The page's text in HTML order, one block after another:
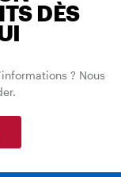
DÈS
? Nous